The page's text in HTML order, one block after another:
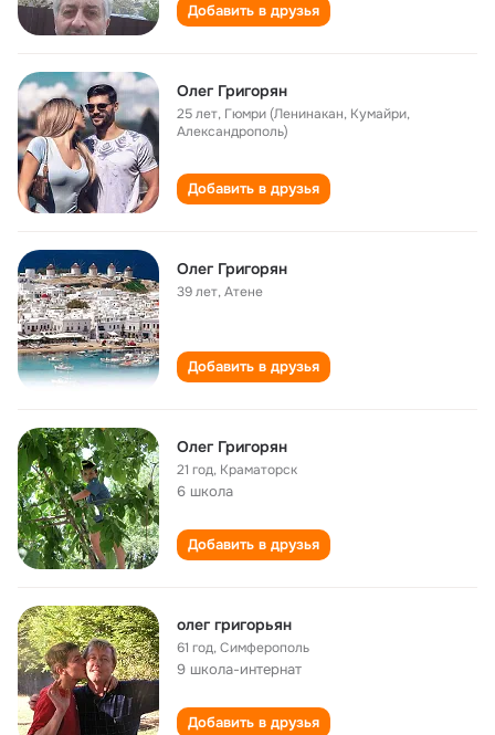
Добавить в друзья
Олег Григорян
25 лет, Гюмри (Ленинакан, Кумайри,
Александрополь)
Добавить в друзья
Олег Григорян
39 лет,Атене
Добавить в друзья
Олег Григорян
21 год, Краматорск
6 школа
Добавить в друзья
олег григорьян
61 год,Симферополь
9 школа-интернат
Добавить в друзья